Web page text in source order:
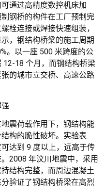
通过高精度数控机床加
钢桥的构件在工厂预制完
栓连接或焊接快速组装，
，钢结构桥梁的施工周期
。以一座 500 米跨度的公
12-18 个月，而钢结构桥梁
的城市立交桥、高速公路
震荷载作用下，钢结构能
构的脆性破坏。实验表
达到 9 度以上，远高于传
2008 年汶川地震中，采用
结构完整，而周边混凝土
验证了钢结构桥梁在高烈